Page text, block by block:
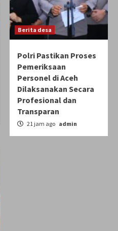
Berita desa
Polri Pastikan Proses
Pemeriksaan
Personel di Aceh
Dilaksanakan Secara
Profesional dan
Transparan
21 jam ago admin